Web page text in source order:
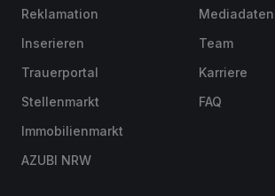
Reklamation
Inserieren
Trauerportal
Stellenmarkt
Immobilienmarkt
AZUBI NRW
Mediadaten
Team
Karriere
FAQ